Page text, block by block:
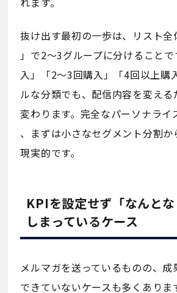
抜け出す最初の一歩は、リスト
」で2〜3グループに分けること
入」「2〜3回購入」「4回以上購
ルな分類でも、配信内容を変える
変わります。完全なパーソナライ
、まずは小さなセグメント分割か
現実的です。
KPIを設定せず「なんと
しまっているケース
メルマガを送っているものの、成
できていないケースも多くありま